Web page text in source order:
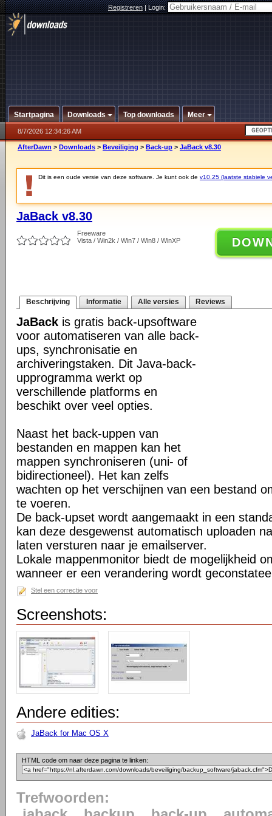
Registreren|Login:
Startpagina Downloads Top downloads Meer
8/7/2026 12:34:26 AM
AfterDawn > Downloads > Beveiliging > Back-up > JaBack v8.30
Dit is een oude versie van deze software. Je kunt ook de v10.25 (laatste stabiele
JaBack v8.30
Freeware
Vista / Win2k / Win7 / Win8 / WinXP
Beschrijving Informatie Alle versies Reviews
JaBack is gratis back-upsoftware
voor automatiseren van alle back-
ups, synchronisatie en
archiveringstaken. Dit Java-back-
upprogramma werkt op
verschillende platforms en
beschikt over veel opties.
Naast het back-uppen van
bestanden en mappen kan het
mappen synchroniseren (uni- of
bidirectioneel). Het kan zelfs
wachten op het verschijnen van een bestand
te voeren.
De back-upset wordt aangemaakt in een
kan deze desgewenst automatisch uploaden
laten versturen naar je emailserver.
Lokale mappenmonitor biedt de mogelijkheid
wanneer er een verandering wordt
Stel een correctie voor
Screenshots:
Andere edities:
JaBack for Mac OS X
HTML code om naar deze pagina te linken:
Trefwoorden: